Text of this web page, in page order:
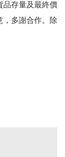
品存量及最終價
，多謝合作。除